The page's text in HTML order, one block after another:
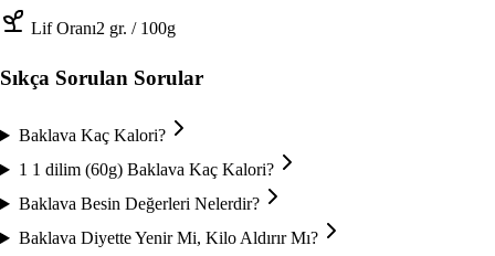
Lif Oranı2 gr. / 100g
Sıkça Sorulan Sorular
Baklava Kaç Kalori?
1 1 dilim (60g) Baklava Kaç Kalori?
Baklava Besin Değerleri Nelerdir?
Baklava Diyette Yenir Mi, Kilo Aldırır Mı?